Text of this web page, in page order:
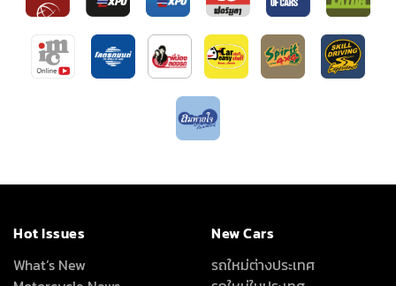
Hot Issues
What’s New
New Cars
รถใหม่ต่างประเทศ